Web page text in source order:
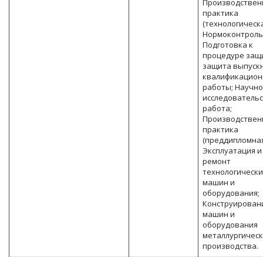
практика
Подготовка к
процедуре
защита
работы;
работа;
практика
Эксплуатация и
ремонт
машин и
оборудования;
машин и
оборудования
производства.